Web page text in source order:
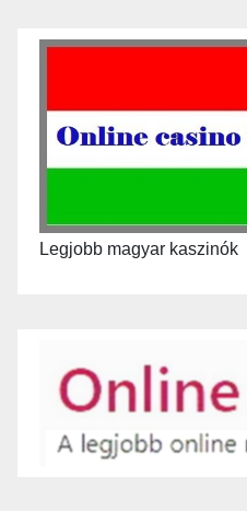
Legjobb magyar kaszinók